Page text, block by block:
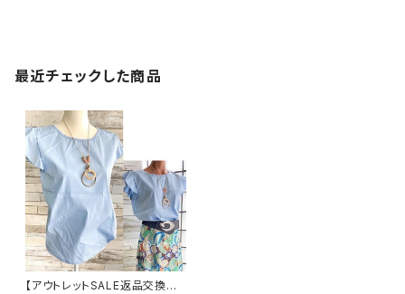
最近チェックした商品
【アウトレットSALE返品交換不